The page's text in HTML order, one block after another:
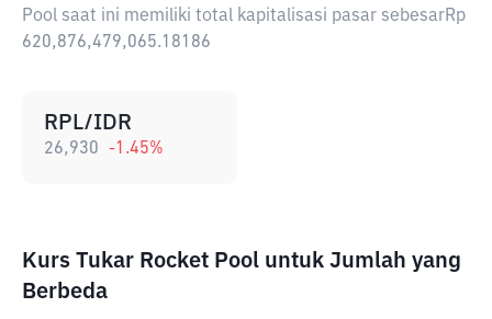
Pool saat ini memiliki total kapitalisasi pasar sebesarRp
620,876,479,065.18186
RPL/IDR
26,930 -1.45%
Kurs Tukar Rocket Pool untuk Jumlah yang
Berbeda